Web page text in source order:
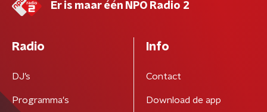
Er is maar één NPO Radio 2
Radio
DJ’s
Programma's
Info
Contact
Download de app